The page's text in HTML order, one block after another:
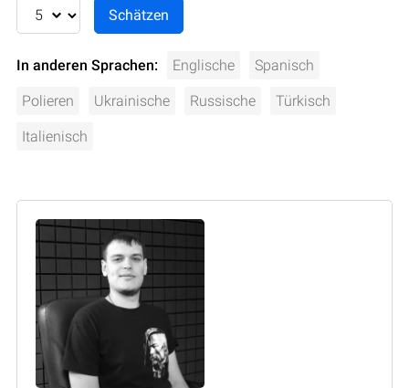
In anderen Sprachen: Englische Spanisch
Polieren Ukrainische Russische Türkisch
Italienisch